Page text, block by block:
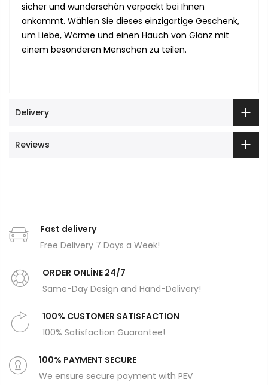
sicher und wunderschön verpackt bei Ihnen
ankommt. Wählen Sie dieses einzigartige Geschenk,
um Liebe, Wärme und einen Hauch von Glanz mit
einem besonderen Menschen zu teilen.
Delivery
Reviews
Fast delivery
Free Delivery 7 Days a Week!
ORDER ONLİNE 24/7
Same-Day Design and Hand-Delivery!
100% CUSTOMER SATISFACTION
100% Satisfaction Guarantee!
100% PAYMENT SECURE
We ensure secure payment with PEV